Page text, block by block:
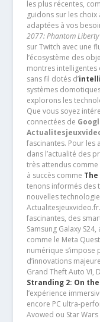
les plus récentes,
guidons sur les
adaptées à vos
2077: Phantom Liberty
sur Twitch avec une
l’écosystème des
montres intelligentes
sans fil dotés d’
systèmes
explorons les
Que vous soyez
connectées de
fascinantes. Pour les
dans l’actualité des
très attendus comme
à succès comme
tenons informés des
nouvelles
fascinantes, des
Samsung Galaxy
comme le Meta
numérique
d’innovations
Grand Theft Auto VI,
Stranding 2: On
l’expérience
encore PC ultra-
Avowed ou Star